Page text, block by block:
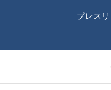
プレス